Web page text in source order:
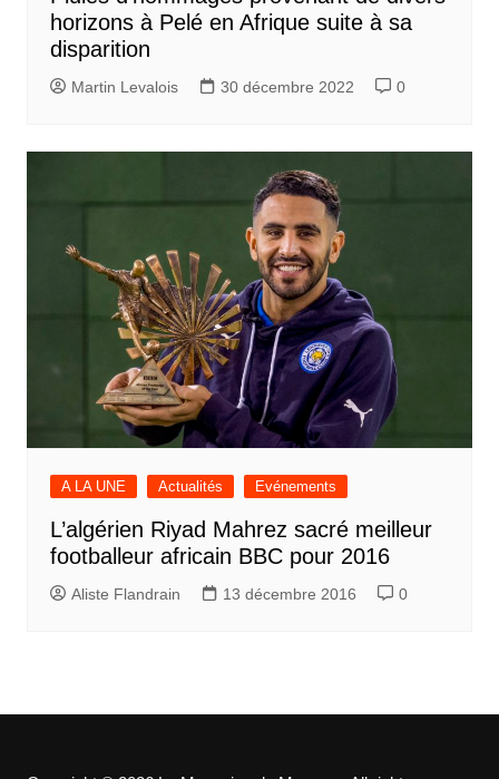
horizons à Pelé en Afrique suite à sa
disparition
Martin Levalois 30 décembre 2022 0
A LA UNE Actualités Evénements
L’algérien Riyad Mahrez sacré meilleur
footballeur africain BBC pour 2016
Aliste Flandrain 13 décembre 2016 0